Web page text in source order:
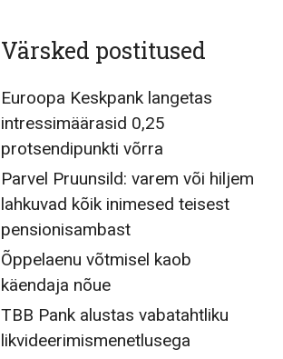
Värsked postitused
Euroopa Keskpank langetas
intressimäärasid 0,25
protsendipunkti võrra
Parvel Pruunsild: varem või hiljem
lahkuvad kõik inimesed teisest
pensionisambast
Õppelaenu võtmisel kaob
käendaja nõue
TBB Pank alustas vabatahtliku
likvideerimismenetlusega